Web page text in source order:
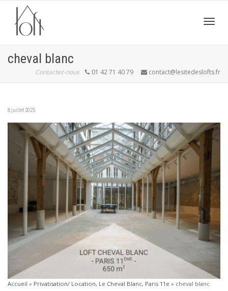
cheval blanc
Contactez-nous 01 42 71 40 79 contact@lesitedeslofts.fr
8 juillet 2025
Accueil » Privatisation/ Location, Le Cheval Blanc, Paris 11e » cheval blanc